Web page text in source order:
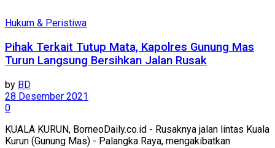
Hukum & Peristiwa
Pihak Terkait Tutup Mata, Kapolres Gunung Mas
Turun Langsung Bersihkan Jalan Rusak
by BD
28 Desember 2021
0
KUALA KURUN, BorneoDaily.co.id - Rusaknya jalan lintas Kuala
Kurun (Gunung Mas) - Palangka Raya, mengakibatkan